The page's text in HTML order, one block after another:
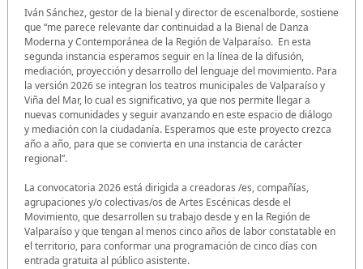
Iván Sánchez, gestor de la bienal y director de escenalborde, sostiene
que “me parece relevante dar continuidad a la Bienal de Danza
Moderna y Contemporánea de la Región de Valparaíso. En esta
segunda instancia esperamos seguir en la línea de la difusión,
mediación, proyección y desarrollo del lenguaje del movimiento. Para
la versión 2026 se integran los teatros municipales de Valparaíso y
Viña del Mar, lo cual es significativo, ya que nos permite llegar a
nuevas comunidades y seguir avanzando en este espacio de diálogo
y mediación con la ciudadanía. Esperamos que este proyecto crezca
año a año, para que se convierta en una instancia de carácter
regional”.
La convocatoria 2026 está dirigida a creadoras /es, compañías,
agrupaciones y/o colectivas/os de Artes Escénicas desde el
Movimiento, que desarrollen su trabajo desde y en la Región de
Valparaíso y que tengan al menos cinco años de labor constatable en
el territorio, para conformar una programación de cinco días con
entrada gratuita al público asistente.